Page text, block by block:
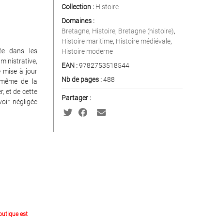
dans les
mise à jour
de la
et de cette
négligée
est
Collection : Histoire
Domaines :
Bretagne, Histoire, Bretagne (histoire),
Histoire maritime, Histoire médiévale,
Histoire moderne
EAN :9782753518544
Nb de pages :488
Partager :